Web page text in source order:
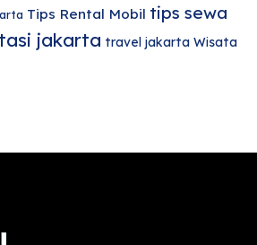
Tips Rental Mobil tips sewa
jakarta travel jakarta Wisata